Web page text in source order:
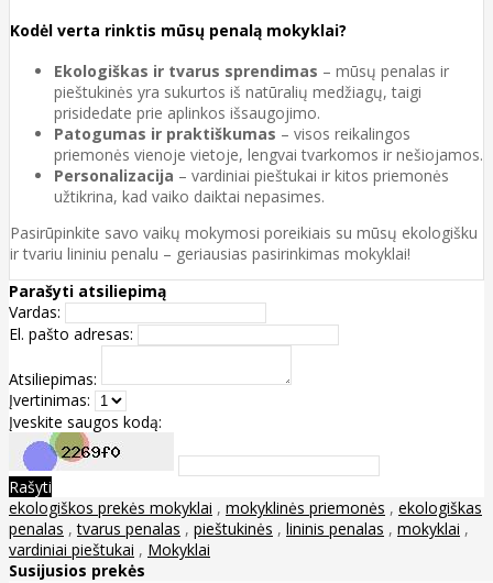
Kodėl verta rinktis mūsų penalą mokyklai?
Ekologiškas ir tvarus sprendimas – mūsų penalas ir
pieštukinės yra sukurtos iš natūralių medžiagų, taigi
prisidedate prie aplinkos išsaugojimo.
Patogumas ir praktiškumas – visos reikalingos
priemonės vienoje vietoje, lengvai tvarkomos ir nešiojamos.
Personalizacija – vardiniai pieštukai ir kitos priemonės
užtikrina, kad vaiko daiktai nepasimes.
Pasirūpinkite savo vaikų mokymosi poreikiais su mūsų ekologišku
ir tvariu lininiu penalu – geriausias pasirinkimas mokyklai!
Parašyti atsiliepimą
Vardas:
El. pašto adresas:
Atsiliepimas:
Įvertinimas:
Įveskite saugos kodą:
Rašyti
ekologiškos prekės mokyklai , mokyklinės priemonės , ekologiškas
penalas ,tvarus penalas , pieštukinės , lininis penalas , mokyklai ,
vardiniai pieštukai , Mokyklai
Susijusios prekės